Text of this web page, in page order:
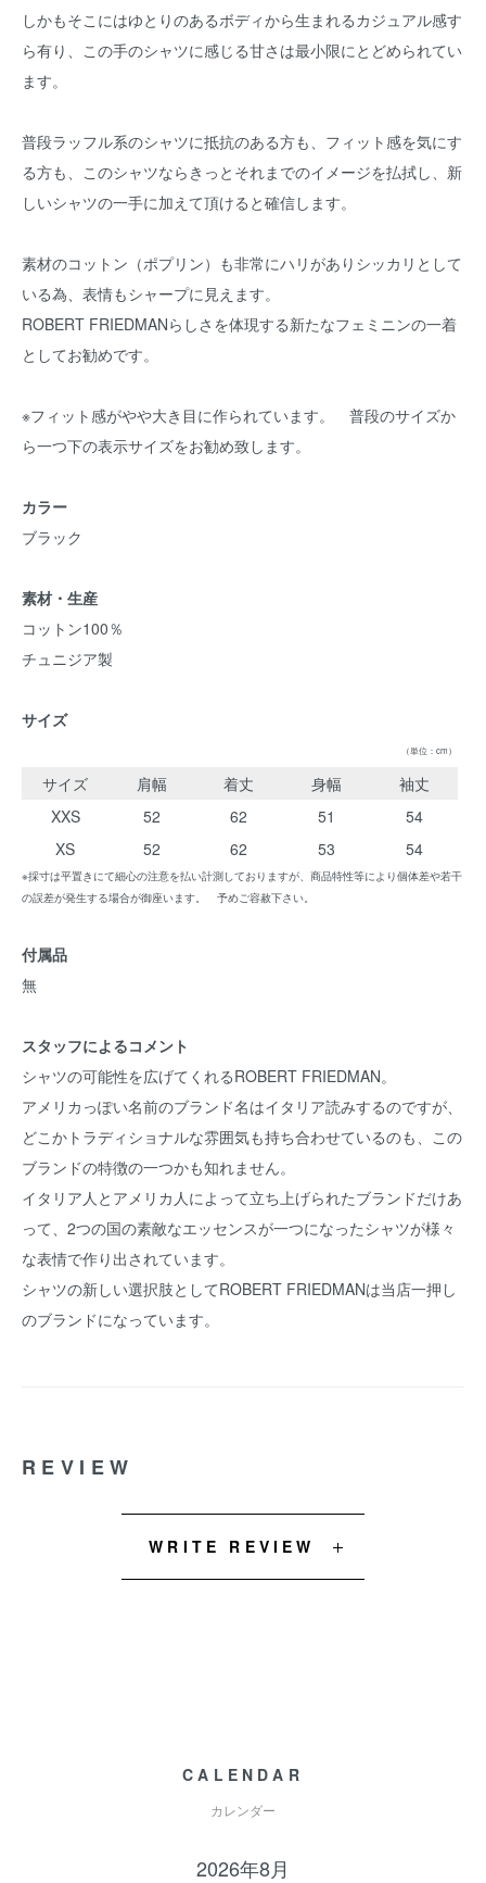
しかもそこにはゆとりのあるボディから生まれるカジュアル感す
ら有り、この手のシャツに感じる甘さは最小限にとどめられてい
ます。
普段ラッフル系のシャツに抵抗のある方も、フィット感を気にす
る方も、このシャツならきっとそれまでのイメージを払拭し、新
しいシャツの一手に加えて頂けると確信します。
素材のコットン（ポプリン）も非常にハリがありシッカリとして
いる為、表情もシャープに見えます。
ROBERT FRIEDMANらしさを体現する新たなフェミニンの一着
としてお勧めです。
※フィット感がやや大き目に作られています。 普段のサイズか
ら一つ下の表示サイズをお勧め致します。
カラー
ブラック
素材・生産
コットン100％
チュニジア製
サイズ
（単位：cm）
サイズ 肩幅 着丈 身幅
袖丈
XXS
52 62 51
54
XS
52 62 53 54
※採寸は平置きにて細心の注意を払い計測しておりますが、商品特性等により個体差や若干
の誤差が発生する場合が御座います。 予めご容赦下さい。
付属品
無
スタッフによるコメント
シャツの可能性を広げてくれるROBERT FRIEDMAN。
アメリカっぽい名前のブランド名はイタリア読みするのですが、
どこかトラディショナルな雰囲気も持ち合わせているのも、この
ブランドの特徴の一つかも知れません。
イタリア人とアメリカ人によって立ち上げられたブランドだけあ
って、2つの国の素敵なエッセンスが一つになったシャツが様々
な表情で作り出されています。
シャツの新しい選択肢としてROBERT FRIEDMANは当店一押し
のブランドになっています。
REVIEW
WRITE REVIEW
CALENDAR
カレンダー
2026年8月